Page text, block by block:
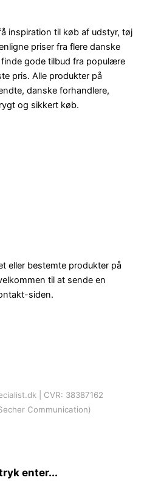
inspiration til køb af udstyr, tøj
priser fra flere danske
gode tilbud fra populære
pris. Alle produkter på
danske forhandlere,
og sikkert køb.
eller bestemte produkter på
til at sende en
siden.
| CVR: 38387162
Communication)
enter...